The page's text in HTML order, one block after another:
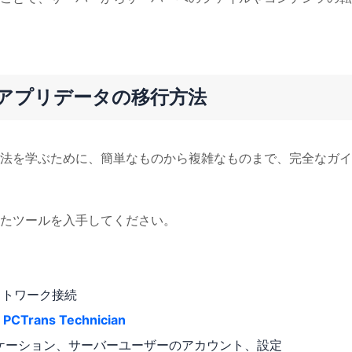
プリデータの移行方法
を学ぶために、簡単なものから複雑なものまで、完全なガ
ツールを入手してください。
ワーク接続
PCTrans Technician
ション、サーバーユーザーのアカウント、設定